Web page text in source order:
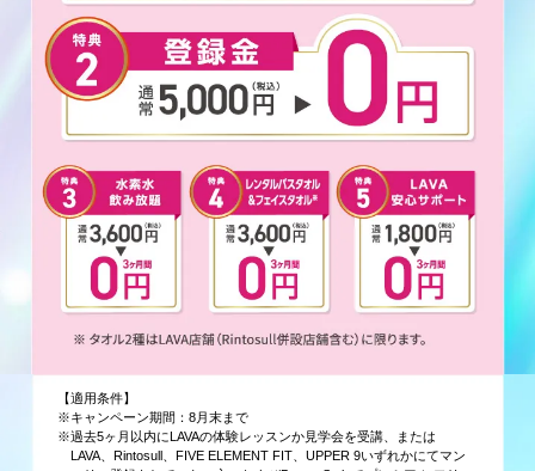
【適用条件】
※キャンペーン期間：8月末まで
※過去5ヶ月以内にLAVAの体験レッスンか見学会を受講、または
LAVA、Rintosull、FIVE ELEMENT FIT、UPPER 9いずれかにてマン